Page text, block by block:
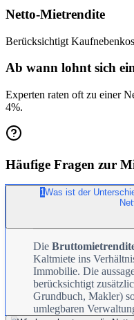
Netto-Mietrendite
Berücksichtigt
Ab wann lohnt sich
Experten raten oft zu einer
4%.
Häufige Fragen zur
1Was ist der
Die
Kaltmiete ins
Immobilie. Die
berücksichtigt
Grundbuch, Makler)
umlegbaren